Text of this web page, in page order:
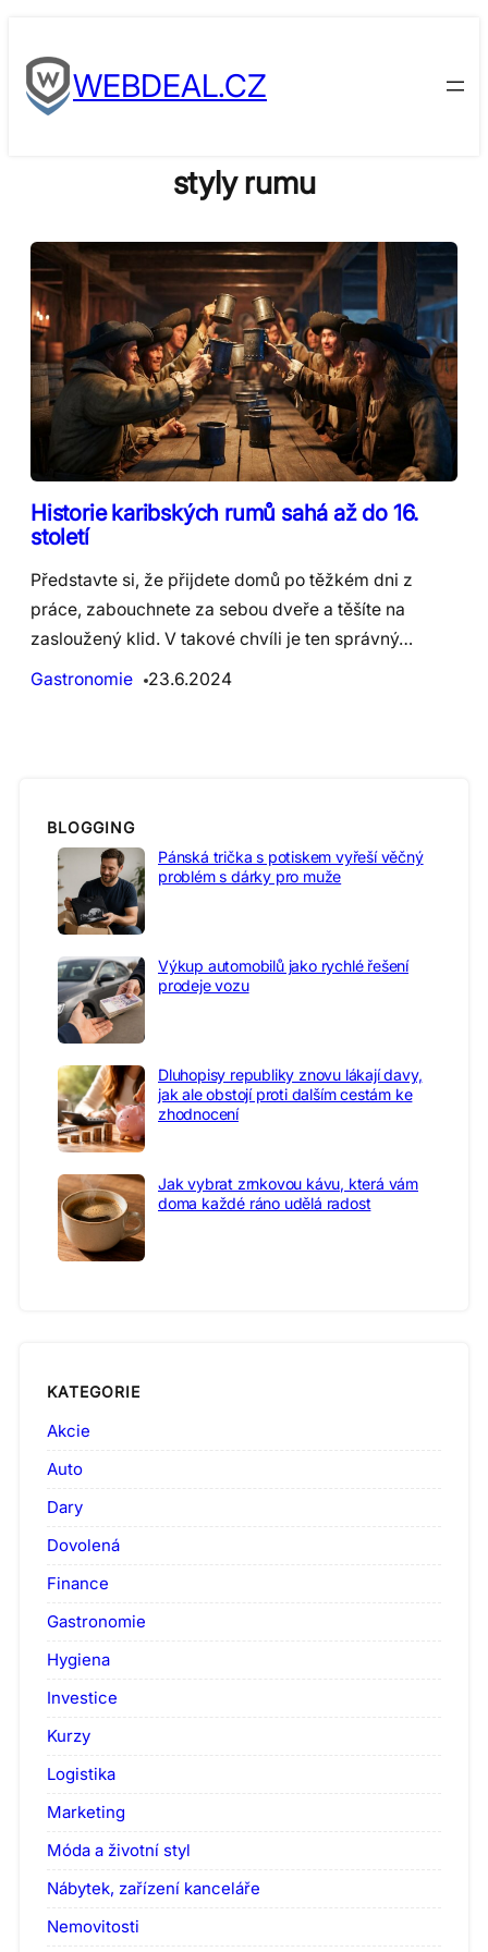
to
contentWEBDEAL.CZ
styly rumu
Historie karibských rumů sahá až do 16.
století
Představte si, že přijdete domů po těžkém dni z
práce, zabouchnete za sebou dveře a těšíte na
zasloužený klid. V takové chvíli je ten správný…
Gastronomie
23.6.2024
BLOGGING
Pánská trička s potiskem vyřeší věčný
problém s dárky pro muže
Výkup automobilů jako rychlé řešení
prodeje vozu
Dluhopisy republiky znovu lákají davy,
jak ale obstojí proti dalším cestám ke
zhodnocení
Jak vybrat zrnkovou kávu, která vám
doma každé ráno udělá radost
KATEGORIE
Akcie
Auto
Dary
Dovolená
Finance
Gastronomie
Hygiena
Investice
Kurzy
Logistika
Marketing
Móda a životní styl
Nábytek, zařízení kanceláře
Nemovitosti